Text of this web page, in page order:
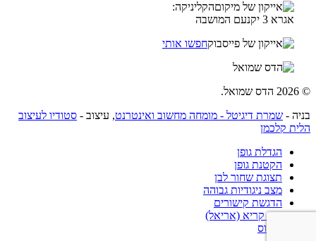
הקליניקה:
אגרא 3 יקנעם המושבה
חפשו אותי
© 2026 הדס שמואל.
בניה - שמרת דיגיטל - מומחה מחשוב ואינטרנט, עיצוב - סטודיו לעיצוב
הלית קלכמן
הגדלת גופן
הקטנת גופן
תצוגת שחור לבן
מצב ניגודיות גבוהה
הדגשת קישורים
גופן קריא (אריאל)
איפוס